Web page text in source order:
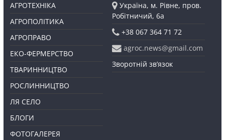
АГРОТЕХНІКА
АГРОПОЛІТИКА
АГРОПРАВО
ЕКО-ФЕРМЕРСТВО
ТВАРИННИЦТВО
РОСЛИННИЦТВО
ЛЯ СЕЛО
БЛОГИ
ФОТОГАЛЕРЕЯ
Україна, м. Рівне, пров.
Робітничий, 6а
+38 067 364 71 72
agroc.news@gmail.com
Зворотній зв’язок